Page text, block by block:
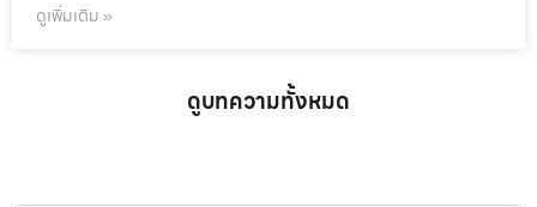
ดูเพิ่มเติม »
ดูบทความทั้งหมด